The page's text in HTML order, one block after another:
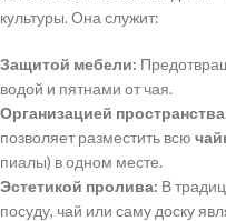
культуры. Она служит:
Защитой мебели:
водой и пятнами от чая.
Организацией
позволяет разместить всю
пиалы) в одном месте.
Эстетикой пролива: В
посуду, чай или саму доску